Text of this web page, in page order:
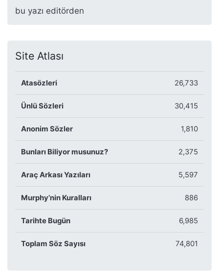
bu yazı editörden
Site Atlası
Atasözleri 26,733
Ünlü Sözleri 30,415
Anonim Sözler 1,810
Bunları Biliyor musunuz? 2,375
Araç Arkası Yazıları 5,597
Murphy’nin Kuralları 886
Tarihte Bugün 6,985
Toplam Söz Sayısı 74,801